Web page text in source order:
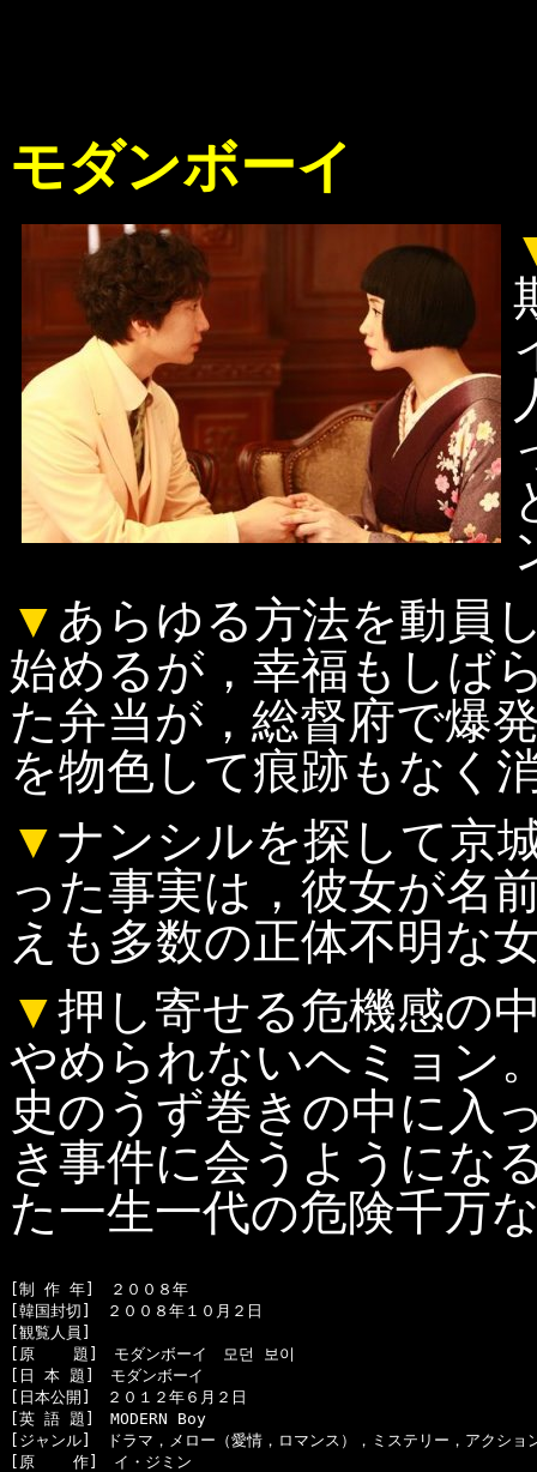
モダンボーイ
▼ あらゆる方法を動員
始めるが，幸福もしば
た弁当が，総督府で爆
を物色して痕跡もなく
▼ ナンシルを探して京
った事実は，彼女が名
えも多数の正体不明な
▼押し寄せる危機感の
やめられないヘミョン
史のうず巻きの中に入
き事件に会うようにな
た一生一代の危険千万
[制 作 年]　２００８年
[韓国封切]　２００８年１０月２日
[観覧人員]
[原    題]　モダンボーイ　모던 보이
[日 本 題]　モダンボーイ
[日本公開]　２０１２年６月２日
[英 語 題]　MODERN Boy
[ジャンル]　ドラマ，メロー（愛情，ロマンス），ミステリー，アクショ
[原    作]　イ・ジミン